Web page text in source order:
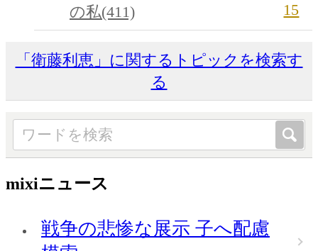
の私(411)
15
「衛藤利恵」に関するトピックを検索す
る
mixiニュース
戦争の悲惨な展示 子へ配慮